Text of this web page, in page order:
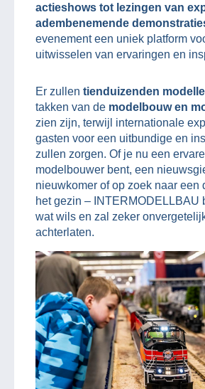
actieshows tot lezingen van
adembenemende
evenement een uniek platform
uitwisselen van ervaringen en
Er zullen tienduizenden
takken van de modelbouw en
zien zijn, terwijl internationale
gasten voor een uitbundige en
zullen zorgen. Of je nu een
modelbouwer bent, een
nieuwkomer of op zoek naar een
het gezin – INTERMODELLBAU
wat wils en zal zeker
achterlaten.